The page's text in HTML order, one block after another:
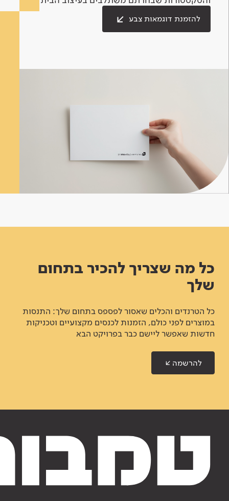
להזמנת דוגמאות צבע
כל מה שצריך להכיר בתחום
שלך
כל הטרנדים והכלים שאסור לפספס בתחום שלך: התנסות
במוצרים לפני כולם, הזמנות לכנסים מקצועיים וטכניקות
חדשות שאפשר ליישם כבר בפרויקט הבא
להרשמה